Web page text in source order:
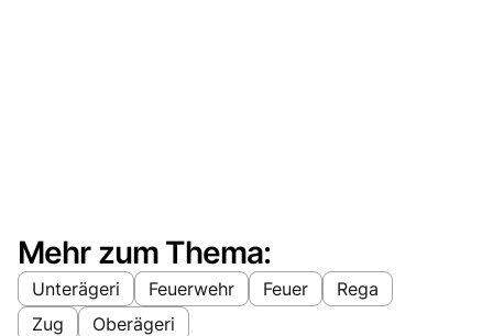
Mehr zum Thema:
Unterägeri Feuerwehr Feuer
Rega
Zug
Oberägeri